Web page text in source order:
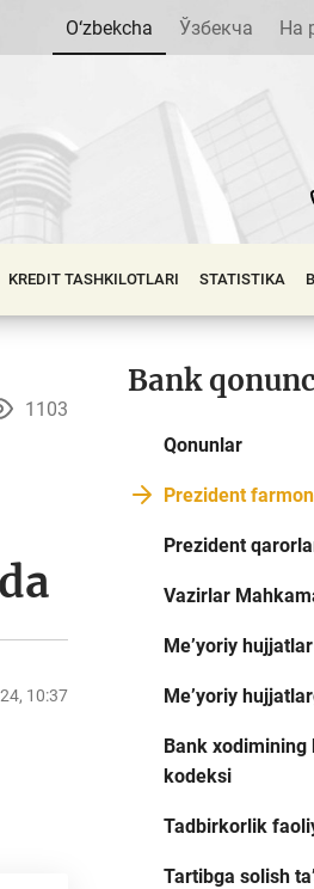
O‘zbekcha Ўзбекча На
KREDIT TASHKILOTLARI STATISTIKA
1103
10:37
Bank
Qonunlar
Prezident
Prezident
Vazirlar
Me’yoriy hujjatlar
Me’yoriy
Bank
kodeksi
Tadbirkorlik
Tartibga solish